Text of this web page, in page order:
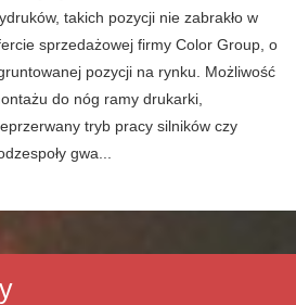
takich pozycji nie zabrakło w
sprzedażowej firmy Color Group, o
pozycji na rynku. Możliwość
do nóg ramy drukarki,
tryb pracy silników czy
gwa...